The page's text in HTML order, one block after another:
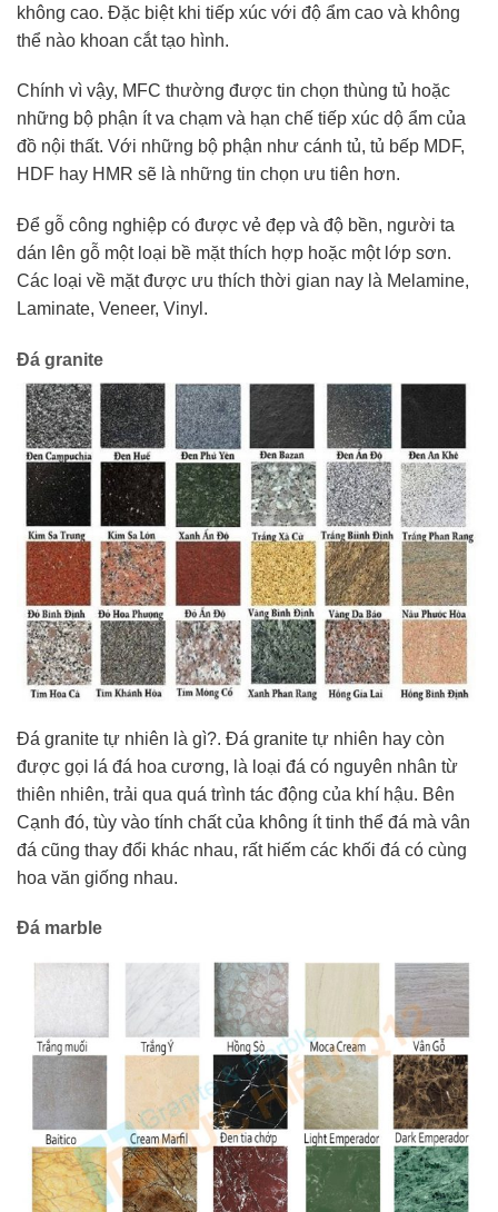
không cao. Đặc biệt khi tiếp xúc với độ ẩm cao và không
thể nào khoan cắt tạo hình.
Chính vì vậy, MFC thường được tin chọn thùng tủ hoặc
những bộ phận ít va chạm và hạn chế tiếp xúc dộ ẩm của
đồ nội thất. Với những bộ phận như cánh tủ, tủ bếp MDF,
HDF hay HMR sẽ là những tin chọn ưu tiên hơn.
Để gỗ công nghiệp có được vẻ đẹp và độ bền, người ta
dán lên gỗ một loại bề mặt thích hợp hoặc một lớp sơn.
Các loại về mặt được ưu thích thời gian nay là Melamine,
Laminate, Veneer, Vinyl.
Đá granite
Đá granite tự nhiên là gì?. Đá granite tự nhiên hay còn
được gọi lá đá hoa cương, là loại đá có nguyên nhân từ
thiên nhiên, trải qua quá trình tác động của khí hậu. Bên
Cạnh đó, tùy vào tính chất của không ít tinh thể đá mà vân
đá cũng thay đổi khác nhau, rất hiếm các khối đá có cùng
hoa văn giống nhau.
Đá marble